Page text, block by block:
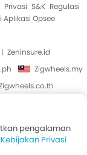
Privasi S&K Regulasi
Aplikasi Opsee
Zeninsure.id
Zigwheels.my
Dilindungi.
pengalaman
Kebijakan Privasi